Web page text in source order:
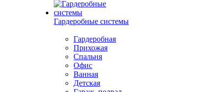
Гардеробные системы
Гардеробная
Прихожая
Спальня
Офис
Ванная
Детская